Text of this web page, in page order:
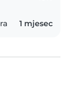
1 mjesec